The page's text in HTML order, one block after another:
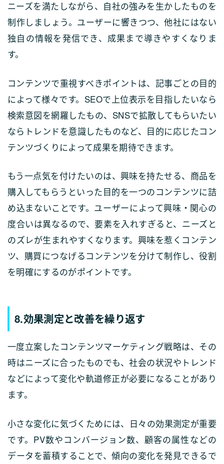
ニーズを満たしながら、自社の強みを生かしたものを
制作しましょう。ユーザーに響きつつ、他社にはない
独自の情報を発信でき、成果まで導きやすくなりま
す。
コンテンツで重視すべきポイントは、記事ごとの目的
によって様々です。SEOで上位表示を目指したいなら
検索意図を網羅したもの、SNSで拡散してもらいたい
ならトレンドを意識したものなど、目的に応じたコン
テンツづくりによって成果を期待できます。
もう一点気を付けたいのは、興味を持たせる、商品を
購入してもらうといった目的を一つのコンテンツに詰
め込まないことです。ユーザーによって興味・関心の
度合いは異なるので、要素を入れすぎると、ニーズと
のズレが生まれやすくなります。興味を惹くコンテン
ツ、購買につなげるコンテンツを分けて制作し、役割
を明確にするのがポイントです。
8.効果測定と改善を繰り返す
一度立案したコンテンツマーケティング戦略は、その
時はニーズに合ったものでも、社会の状況やトレンド
などによって変化や軌道修正が必要になることがあり
ます。
小さな変化に気づくためには、日々の効果測定が重要
です。PV数やコンバージョン数、顧客の属性などの
データを蓄積することで、傾向の変化を発見できるで